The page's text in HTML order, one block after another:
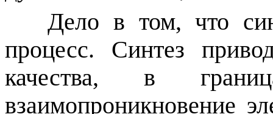
Дело в том, что
процесс. Синтез
качества, в
взаимопроникновение